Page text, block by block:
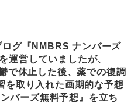
グ『NMBRS ナンバーズ
運営していましたが、
で休止した後、薬での復調
を取り入れた画期的な予想
バーズ無料予想』を立ち